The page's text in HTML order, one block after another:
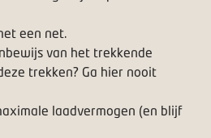
een net.
van het trekkende
trekken? Ga hier nooit
laadvermogen (en blijf